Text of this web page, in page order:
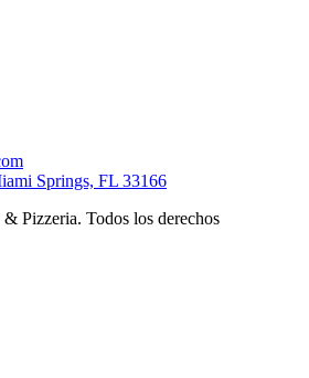
Springs, FL 33166
Pizzeria. Todos los derechos